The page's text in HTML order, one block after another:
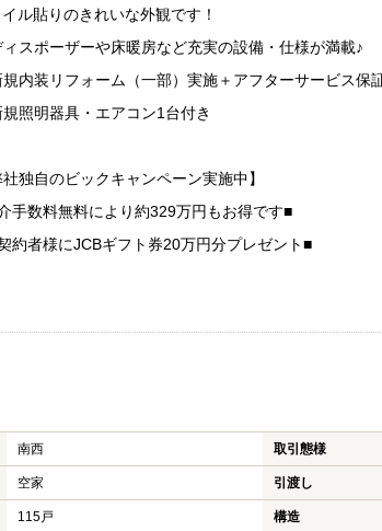
ル貼りのきれいな外観です！
スポーザーや床暖房など充実の設備・仕様が満載♪
内装リフォーム（一部）実施＋アフターサービス保
照明器具・エアコン1台付き
社独自のビックキャンペーン実施中】
手数料無料により約329万円もお得です■
約者様にJCBギフト券20万円分プレゼント■
南西 取引態様
空家 引渡し
115戸 構造